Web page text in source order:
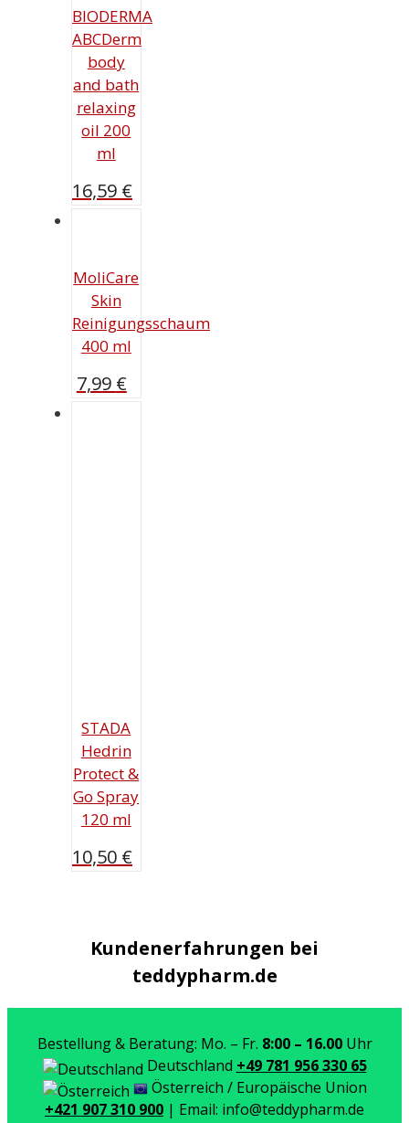
BIODERMA
ABCDerm
body
and bath
relaxing
oil 200
ml
16,59 €
MoliCare
Skin
Reinigungsschaum
400 ml
7,99 €
STADA
Hedrin
Protect &
Go Spray
120 ml
10,50 €
Kundenerfahrungen bei
teddypharm.de
Bestellung & Beratung: Mo. – Fr. 8:00 – 16.00Uhr
Deutschland +49 781 956 330 65
Österreich / Europäische Union
+421 907 310 900 | Email: info@teddypharm.de